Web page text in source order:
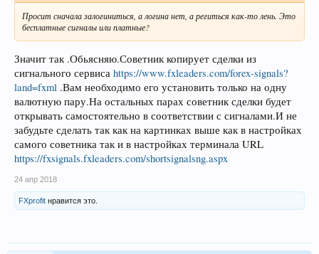
Просит сначала залогиниться, а логина нет, а региться как-то лень. Это
бесплатные сигналы или платные?
Значит так .Обьясняю.Советник копирует сделки из
сигнального сервиса https://www.fxleaders.com/forex-signals?
land=fxml .Вам необходимо его установить только на одну
валютную пару.На остальных парах советник сделки будет
открывать самостоятельно в соответствии с сигналами.И не
забудьте сделать так как на картинках выше как в настройках
самого советника так и в настройках терминала URL
https://fxsignals.fxleaders.com/shortsignalsng.aspx
24 апр 2018
FXprofit нравится это.